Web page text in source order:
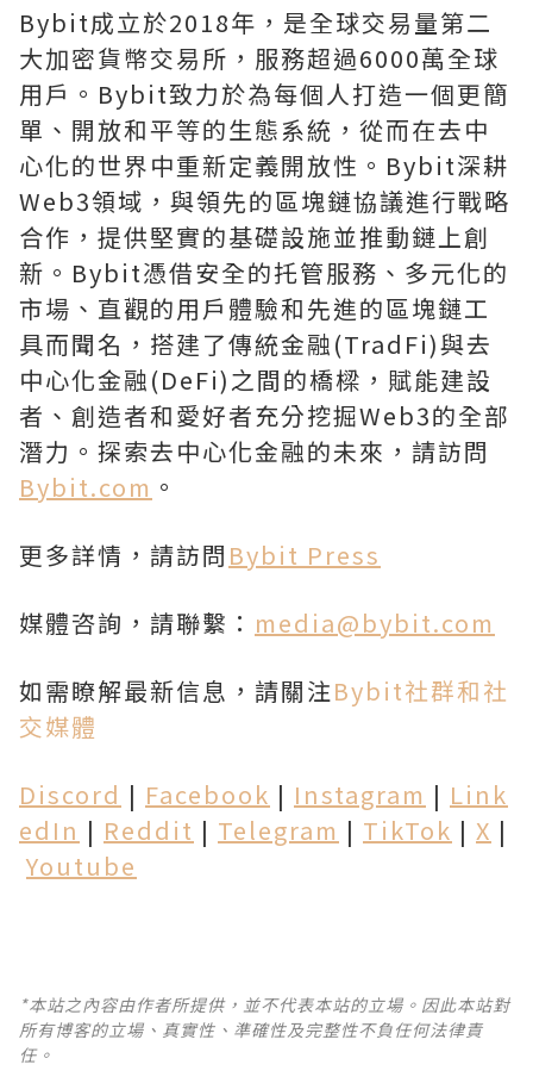
Bybit成立於2018年，是全球交易量第二
大加密貨幣交易所，服務超過6000萬全球
用戶。Bybit致力於為每個人打造一個更簡
單、開放和平等的生態系統，從而在去中
心化的世界中重新定義開放性。Bybit深耕
Web3領域，與領先的區塊鏈協議進行戰略
合作，提供堅實的基礎設施並推動鏈上創
新。Bybit憑借安全的托管服務、多元化的
市場、直觀的用戶體驗和先進的區塊鏈工
具而聞名，搭建了傳統金融(TradFi)與去
中心化金融(DeFi)之間的橋樑，賦能建設
者、創造者和愛好者充分挖掘Web3的全部
潛力。探索去中心化金融的未來，請訪問
Bybit.com 。
更多詳情，請訪問 Bybit Press
媒體咨詢，請聯繫： media@bybit.com
如需瞭解最新信息，請關注Bybit社群和社
交媒體
Discord | Facebook | Instagram | Link
edIn | Reddit | Telegram | TikTok | X |
Youtube
*本站之內容由作者所提供，並不代表本站的立場。因此本站對
所有博客的立場、真實性、準確性及完整性不負任何法律責
任。